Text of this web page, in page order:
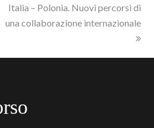
next
post:
Italia – Polonia. Nuovi percorsi di
una collaborazione internazionale